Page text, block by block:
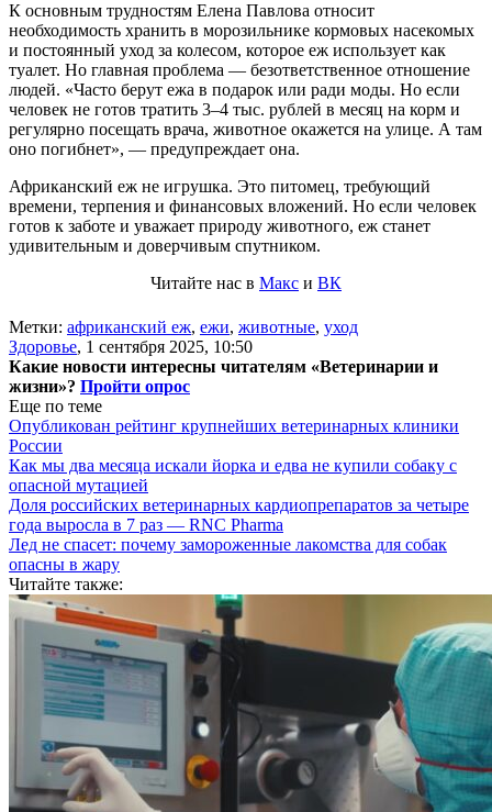
К основным трудностям Елена Павлова относит
необходимость хранить в морозильнике кормовых насекомых
и постоянный уход за колесом, которое еж использует как
туалет. Но главная проблема — безответственное отношение
людей. «Часто берут ежа в подарок или ради моды. Но если
человек не готов тратить 3–4 тыс. рублей в месяц на корм и
регулярно посещать врача, животное окажется на улице. А там
оно погибнет», — предупреждает она.
Африканский еж не игрушка. Это питомец, требующий
времени, терпения и финансовых вложений. Но если человек
готов к заботе и уважает природу животного, еж станет
удивительным и доверчивым спутником.
Читайте нас в Макс и ВК
Метки: африканский еж, ежи, животные, уход
Здоровье, 1 сентября 2025, 10:50
Какие новости интересны читателям «Ветеринарии и
жизни»? Пройти опрос
Еще по теме
Опубликован рейтинг крупнейших ветеринарных клиники
России
Как мы два месяца искали йорка и едва не купили собаку с
опасной мутацией
Доля российских ветеринарных кардиопрепаратов за четыре
года выросла в 7 раз — RNC Pharma
Лед не спасет: почему замороженные лакомства для собак
опасны в жару
Читайте также: